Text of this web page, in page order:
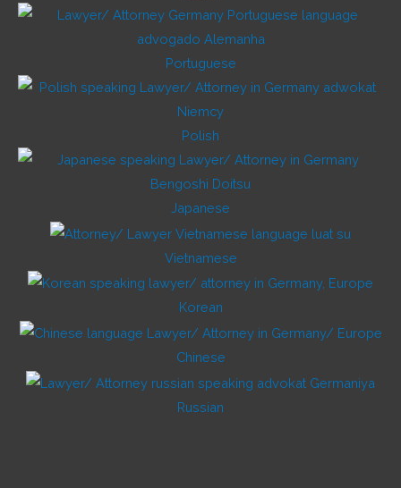
Portuguese
Polish
Japanese
Vietnamese
Korean
Chinese
Russian